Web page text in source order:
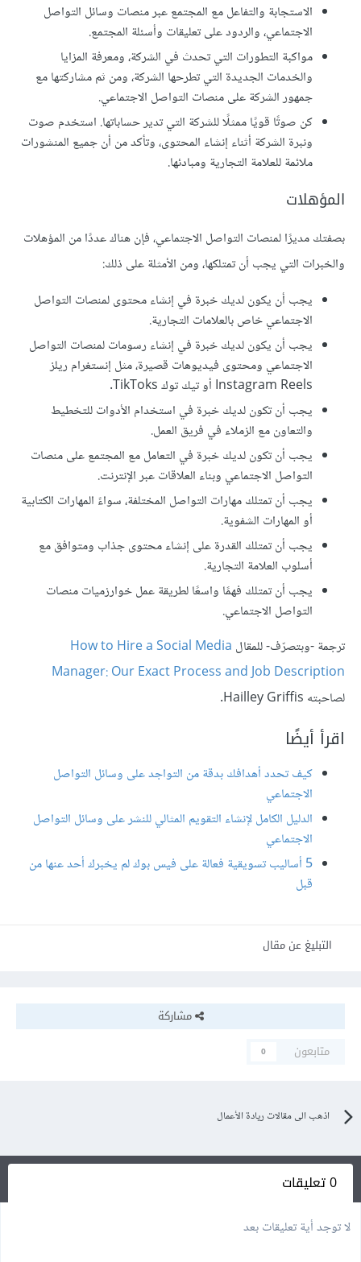
الاستجابة والتفاعل مع المجتمع عبر منصات وسائل التواصل
الاجتماعي، والردود على تعليقات وأسئلة المجتمع.
مواكبة التطورات التي تحدث في الشركة، ومعرفة المزايا
والخدمات الجديدة التي تطرحها الشركة، ومن ثم مشاركتها مع
جمهور الشركة على منصات التواصل الاجتماعي.
كن صوتًا قويًا ممثلًا للشركة التي تدير حساباتها. استخدم صوت
ونبرة الشركة أثناء إنشاء المحتوى، وتأكد من أن جميع المنشورات
ملائمة للعلامة التجارية ومبادئها.
المؤهلات
بصفتك مديرًا لمنصات التواصل الاجتماعي، فإن هناك عددًا من المؤهلات
والخبرات التي يجب أن تمتلكها، ومن الأمثلة على ذلك:
يجب أن يكون لديك خبرة في إنشاء محتوى لمنصات التواصل
الاجتماعي خاص بالعلامات التجارية.
يجب أن يكون لديك خبرة في إنشاء رسومات لمنصات التواصل
الاجتماعي ومحتوى فيديوهات قصيرة، مثل إنستغرام ريلز
Instagram Reels أو تيك توك TikToks.
يجب أن تكون لديك خبرة في استخدام الأدوات للتخطيط
والتعاون مع الزملاء في فريق العمل.
يجب أن تكون لديك خبرة في التعامل مع المجتمع على منصات
التواصل الاجتماعي وبناء العلاقات عبر الإنترنت.
يجب أن تمتلك مهارات التواصل المختلفة، سواءً المهارات الكتابية
أو المهارات الشفوية.
يجب أن تمتلك القدرة على إنشاء محتوى جذاب ومتوافق مع
أسلوب العلامة التجارية.
يجب أن تمتلك فهمًا واسعًا لطريقة عمل خوارزميات منصات
التواصل الاجتماعي.
ترجمة -وبتصرّف- للمقال How to Hire a Social Media
Manager: Our Exact Process and Job Description
لصاحبته Hailley Griffis.
اقرأ أيضًا
كيف تحدد أهدافك بدقة من التواجد على وسائل التواصل
الاجتماعي
الدليل الكامل لإنشاء التقويم المثالي للنشر على وسائل التواصل
الاجتماعي
5 أساليب تسويقية فعالة على فيس بوك لم يخبرك أحد عنها من
قبل
التبليغ عن مقال
مشاركة
متابعون
0
اذهب الى مقالات ريادة الأعمال
0 تعليقات
لا توجد أية تعليقات بعد